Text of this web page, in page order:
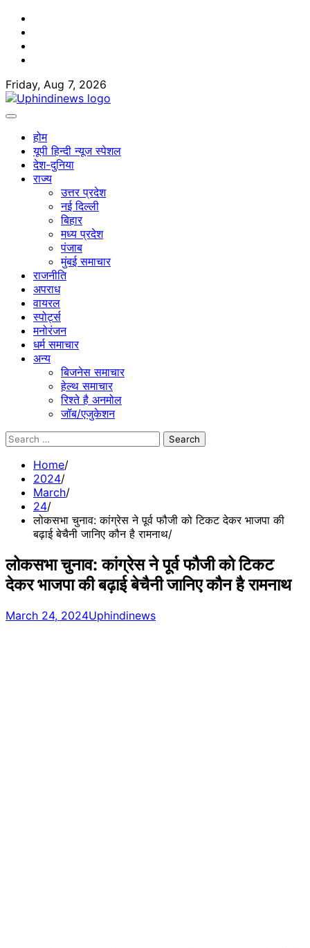
Skip
content
Friday, Aug 7, 2026
होम
यूपी हिन्दी न्यूज स्पेशल
देश-दुनिया
राज्य
उत्तर प्रदेश
नई दिल्ली
बिहार
मध्य प्रदेश
पंजाब
मुंबई समाचार
राजनीति
अपराध
वायरल
स्पोर्ट्स
मनोरंजन
धर्म समाचार
अन्य
बिजनेस समाचार
हेल्थ समाचार
रिश्ते है अनमोल
जॉब/एजुकेशन
Search
Home
2024
March
24
लोकसभा चुनाव: कांग्रेस ने पूर्व फौजी को टिकट देकर भाजपा की
बढ़ाई बेचैनी जानिए कौन है रामनाथ
लोकसभा चुनाव: कांग्रेस ने पूर्व फौजी को टिकट
देकर भाजपा की बढ़ाई बेचैनी जानिए कौन है रामनाथ
March 24, 2024Uphindinews